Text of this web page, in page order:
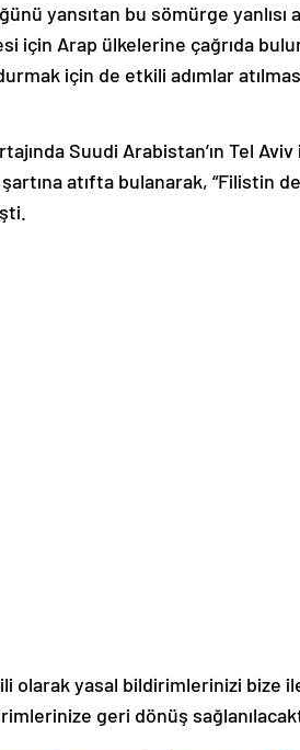
yansıtan bu sömürge yanlısı
için Arap ülkelerine çağrıda
için de etkili adımlar
Suudi Arabistan’ın Tel Aviv
atıfta bulanarak, “Filistin
olarak yasal bildirimlerinizi bize
geri dönüş